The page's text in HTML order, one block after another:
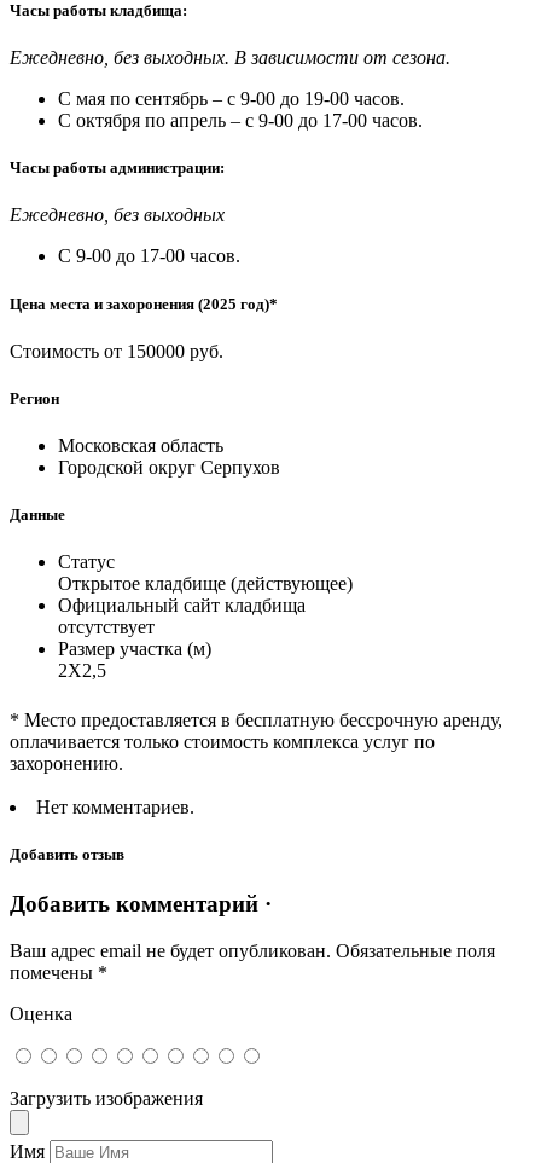
Часы работы кладбища:
Ежедневно, без выходных. В зависимости от сезона.
С мая по сентябрь – с 9-00 до 19-00 часов.
С октября по апрель – с 9-00 до 17-00 часов.
Часы работы администрации:
Ежедневно, без выходных
С 9-00 до 17-00 часов.
Цена места и захоронения (2025 год)*
Стоимость от 150000 руб.
Регион
Московская область
Городской округ Серпухов
Данные
Статус
Открытое кладбище (действующее)
Официальный сайт кладбища
отсутствует
Размер участка (м)
2Х2,5
* Место предоставляется в бесплатную бессрочную аренду,
оплачивается только стоимость комплекса услуг по
захоронению.
Нет комментариев.
Добавить отзыв
Добавить комментарий ·
Ваш адрес email не будет опубликован. Обязательные поля
помечены *
Оценка
Загрузить изображения
Имя